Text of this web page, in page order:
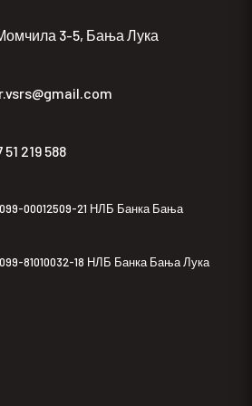
3-5, Бања Лука
51 219 588
00012509-21 НЛБ Банка Бања
81010032-18 НЛБ Банка Бања Лука